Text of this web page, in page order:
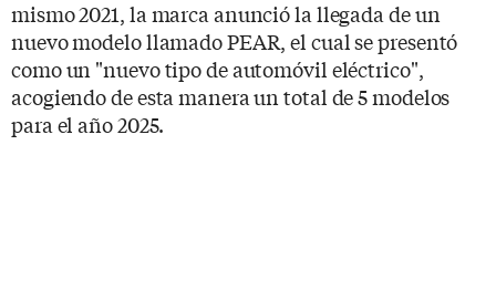
mismo 2021, la marca anunció la llegada de un
nuevo modelo llamado PEAR, el cual se presentó
como un "nuevo tipo de automóvil eléctrico",
acogiendo de esta manera un total de 5 modelos
para el año 2025.